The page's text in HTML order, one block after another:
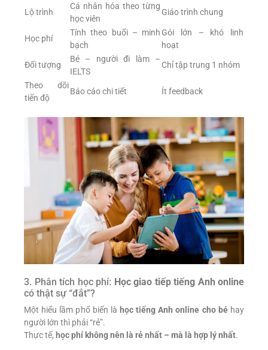
Lộ trình
Cá nhân hóa theo từng
học viên
Giáo trình chung
Học phí
Tính theo buổi – minh
bạch
Gói lớn – khó linh
hoạt
Đối tượng
Bé – người đi làm –
IELTS
Chỉ tập trung 1 nhóm
Theo dõi
tiến độ
Báo cáo chi tiết Ít feedback
3. Phân tích học phí: Học giao tiếp tiếng Anh online
có thật sự “đắt”?
Một hiểu lầm phổ biến là học tiếng Anh online cho béhay
người lớn thì phải “rẻ”.
Thực tế, học phí không nên là rẻ nhất – mà là hợp lý nhất.